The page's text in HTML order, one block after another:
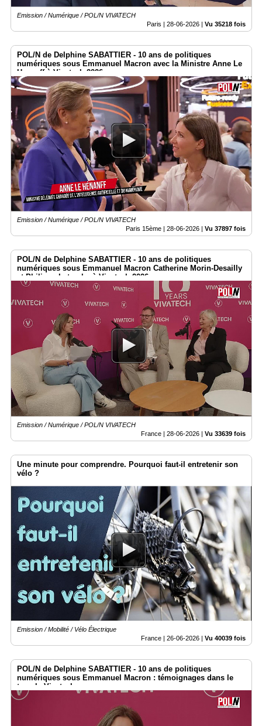
Emission / Numérique / POL/N VIVATECH
Paris | 28-06-2026 | Vu 35218 fois
POL/N de Delphine SABATTIER - 10 ans de politiques
numériques sous Emmanuel Macron avec la Ministre Anne Le
Henanff à Vivatech 2026
Emission / Numérique / POL/N VIVATECH
Paris 15ème | 28-06-2026 Vu 37897 fois
POL/N de Delphine SABATTIER - 10 ans de politiques
numériques sous Emmanuel Macron Catherine Morin-Desailly
et Philippe Latombe à Vivatech 2026
Emission / Numérique / POL/N VIVATECH
France | 28-06-2026 | Vu 33639 fois
Une minute pour comprendre. Pourquoi faut-il entretenir son
vélo ?
Emission / Mobilité / Vélo Électrique
France | 26-06-2026 | Vu 40039 fois
POL/N de Delphine SABATTIER - 10 ans de politiques
numériques sous Emmanuel Macron : témoignages dans le
temple Vivatech